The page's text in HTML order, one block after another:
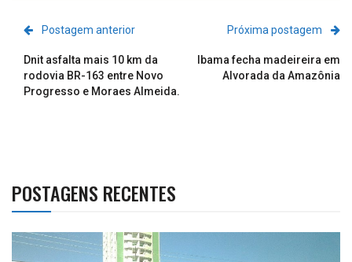
Postagem anterior
Dnit asfalta mais 10 km da
rodovia BR-163 entre Novo
Progresso e Moraes Almeida.
Próxima postagem
Ibama fecha madeireira em
Alvorada da Amazônia
POSTAGENS RECENTES